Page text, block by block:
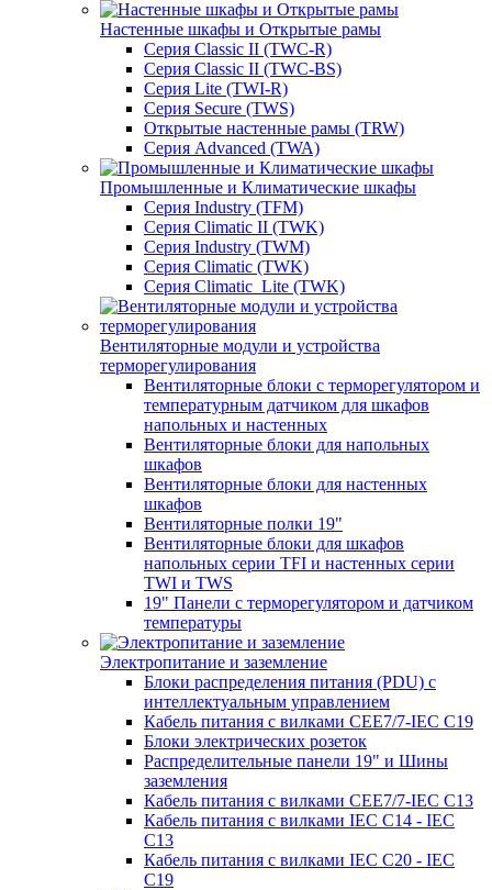
Настенные шкафы и Открытые рамы
Серия Classic II (TWC-R)
Серия Classic II (TWC-BS)
Серия Lite (TWI-R)
Серия Secure (TWS)
Открытые настенные рамы (TRW)
Серия Advanced (TWA)
Промышленные и Климатические шкафы
Серия Industry (TFM)
Серия Climatic II (TWK)
Серия Industry (TWM)
Серия Climatic (TWK)
Серия Climatic_Lite (TWK)
Вентиляторные модули и устройства
терморегулирования
Вентиляторные блоки с терморегулятором и
температурным датчиком для шкафов
напольных и настенных
Вентиляторные блоки для напольных
шкафов
Вентиляторные блоки для настенных
шкафов
Вентиляторные полки 19"
Вентиляторные блоки для шкафов
напольных серии TFI и настенных серии
TWI и TWS
19" Панели с терморегулятором и датчиком
температуры
Электропитание и заземление
Блоки распределения питания (PDU) с
интеллектуальным управлением
Кабель питания с вилками CEE7/7-IEC C19
Блоки электрических розеток
Распределительные панели 19" и Шины
заземления
Кабель питания с вилками CEE7/7-IEC C13
Кабель питания с вилками IEC C14 - IEC
C13
Кабель питания с вилками IEC C20 - IEC
C19